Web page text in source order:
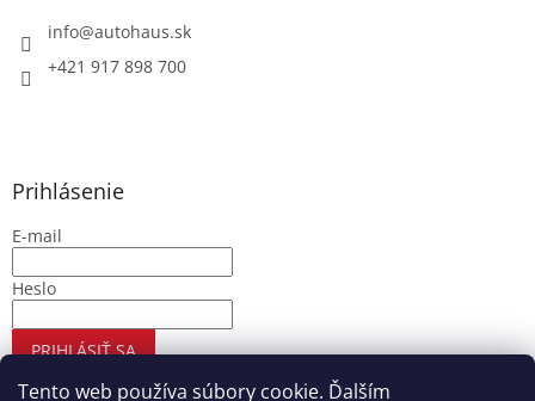
Tento web používa súbory cookie. Ďalším
info@autohaus.sk
+421 917 898 700
Prihlásenie
E-mail
Heslo
PRIHLÁSIŤ SA
Nová registrácia Zabudnuté heslo